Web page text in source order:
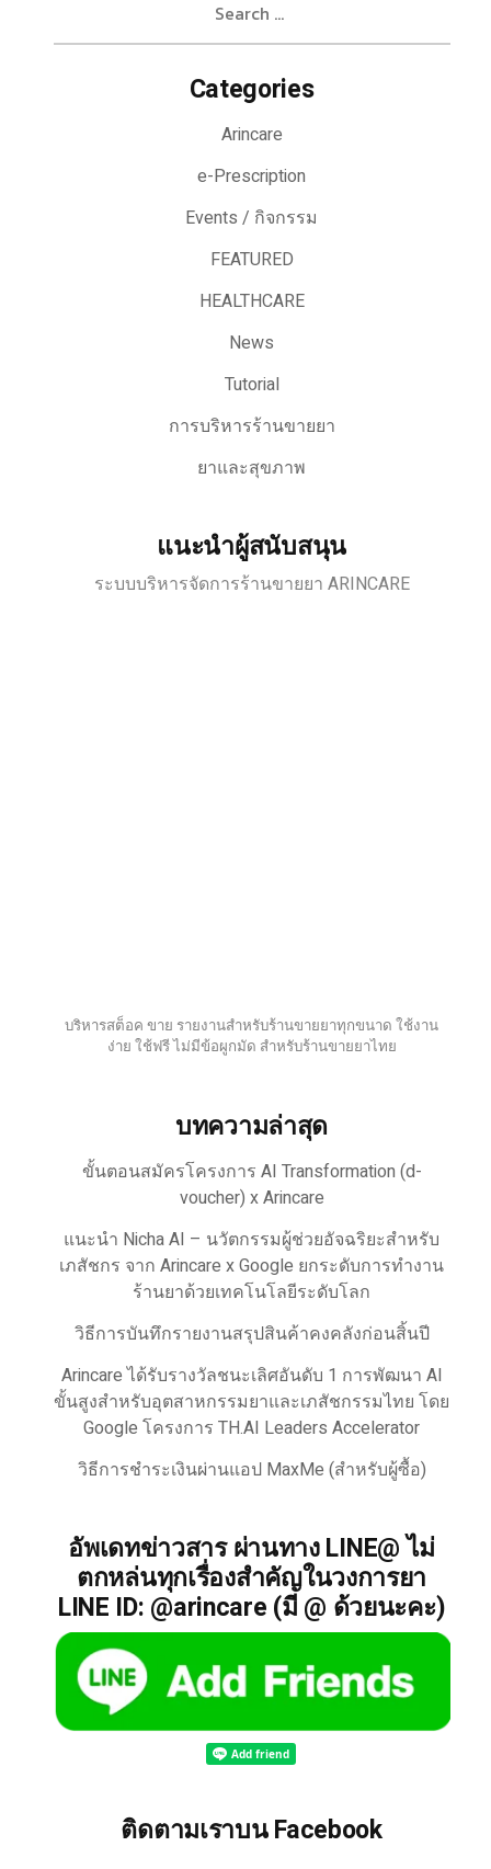
Categories
Arincare
e-Prescription
Events / กิจกรรม
FEATURED
HEALTHCARE
News
Tutorial
การบริหารร้านขายยา
ยาและสุขภาพ
แนะนำผู้สนับสนุน
ระบบบริหารจัดการร้านขายยา ARINCARE
บริหารสต็อค ขาย รายงานสำหรับร้านขายยาทุกขนาด ใช้งาน
ง่าย ใช้ฟรี ไม่มีข้อผูกมัด สำหรับร้านขายยาไทย
บทความล่าสุด
ขั้นตอนสมัครโครงการ AI Transformation (d-
voucher) x Arincare
แนะนำ Nicha AI – นวัตกรรมผู้ช่วยอัจฉริยะสำหรับ
เภสัชกร จาก Arincare x Google ยกระดับการทำงาน
ร้านยาด้วยเทคโนโลยีระดับโลก
วิธีการบันทึกรายงานสรุปสินค้าคงคลังก่อนสิ้นปี
Arincare ได้รับรางวัลชนะเลิศอันดับ 1 การพัฒนา AI
ขั้นสูงสำหรับอุตสาหกรรมยาและเภสัชกรรมไทย โดย
Google โครงการ TH.AI Leaders Accelerator
วิธีการชำระเงินผ่านแอป MaxMe (สำหรับผู้ซื้อ)
อัพเดทข่าวสาร ผ่านทาง LINE@ ไม่
ตกหล่นทุกเรื่องสำคัญในวงการยา
LINE ID: @arincare (มี @ ด้วยนะคะ)
ติดตามเราบน Facebook